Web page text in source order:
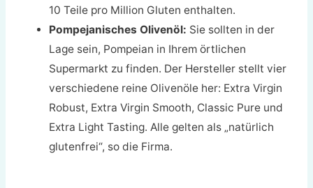
10 Teile pro Million Gluten enthalten.
Pompejanisches Olivenöl: Sie sollten in der
Lage sein, Pompeian in Ihrem örtlichen
Supermarkt zu finden. Der Hersteller stellt vier
verschiedene reine Olivenöle her: Extra Virgin
Robust, Extra Virgin Smooth, Classic Pure und
Extra Light Tasting. Alle gelten als „natürlich
glutenfrei“, so die Firma.